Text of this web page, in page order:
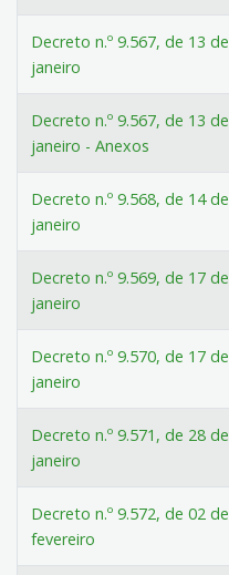
Decreto n.º 9.567, de 13 de
janeiro
Decreto n.º 9.567, de 13 de
janeiro - Anexos
Decreto n.º 9.568, de 14 de
janeiro
Decreto n.º 9.569, de 17 de
janeiro
Decreto n.º 9.570, de 17 de
janeiro
Decreto n.º 9.571, de 28 de
janeiro
Decreto n.º 9.572, de 02 de
fevereiro